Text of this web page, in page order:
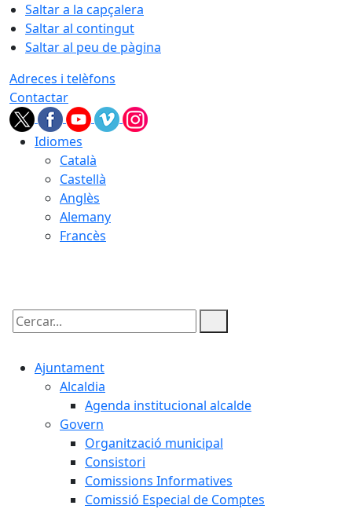
Saltar a la capçalera
Saltar al contingut
Saltar al peu de pàgina
Adreces i telèfons
Contactar
Idiomes
Català
Castellà
Anglès
Alemany
Francès
Cercar:
Ajuntament
Alcaldia
Agenda institucional alcalde
Govern
Organització municipal
Consistori
Comissions Informatives
Comissió Especial de Comptes